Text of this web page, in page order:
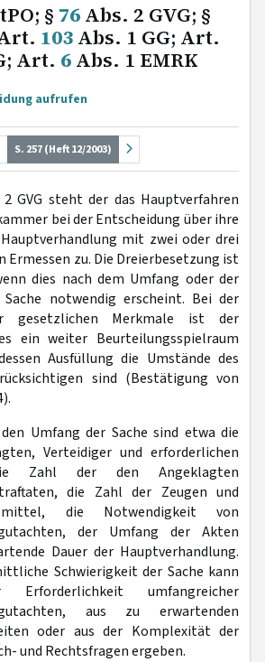
§ 76 Abs. 2 GVG; §
103 Abs. 1 GG; Art.
Art. 6 Abs. 1 EMRK
aufrufen
S. 257 (Heft 12/2003)
GVG steht der das Hauptverfahren
bei der Entscheidung über ihre
mit zwei oder drei
Ermessen zu. Die Dreierbesetzung ist
dies nach dem Umfang oder der
notwendig erscheint. Bei der
gesetzlichen Merkmale ist der
ein weiter Beurteilungsspielraum
Ausfüllung die Umstände des
sind (Bestätigung von
Umfang der Sache sind etwa die
Verteidiger und erforderlichen
Zahl der den Angeklagten
die Zahl der Zeugen und
die Notwendigkeit von
der Umfang der Akten
Dauer der Hauptverhandlung.
Schwierigkeit der Sache kann
umfangreicher
aus zu erwartenden
oder aus der Komplexität der
und Rechtsfragen ergeben.